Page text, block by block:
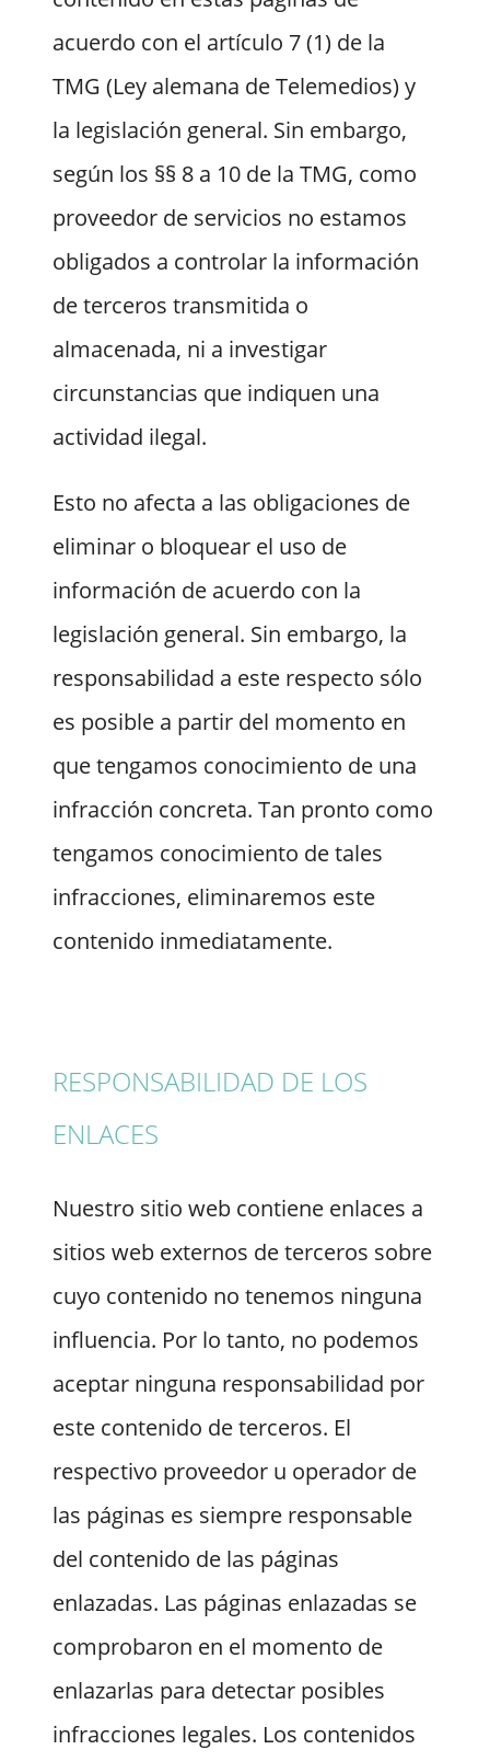
acuerdo con el artículo 7 (1) de la
TMG (Ley alemana de Telemedios) y
la legislación general. Sin embargo,
según los §§ 8 a 10 de la TMG, como
proveedor de servicios no estamos
obligados a controlar la información
de terceros transmitida o
almacenada, ni a investigar
circunstancias que indiquen una
actividad ilegal.
Esto no afecta a las obligaciones de
eliminar o bloquear el uso de
información de acuerdo con la
legislación general. Sin embargo, la
responsabilidad a este respecto sólo
es posible a partir del momento en
que tengamos conocimiento de una
infracción concreta. Tan pronto como
tengamos conocimiento de tales
infracciones, eliminaremos este
contenido inmediatamente.
RESPONSABILIDAD DE LOS
ENLACES
Nuestro sitio web contiene enlaces a
sitios web externos de terceros sobre
cuyo contenido no tenemos ninguna
influencia. Por lo tanto, no podemos
aceptar ninguna responsabilidad por
este contenido de terceros. El
respectivo proveedor u operador de
las páginas es siempre responsable
del contenido de las páginas
enlazadas. Las páginas enlazadas se
comprobaron en el momento de
enlazarlas para detectar posibles
infracciones legales. Los contenidos